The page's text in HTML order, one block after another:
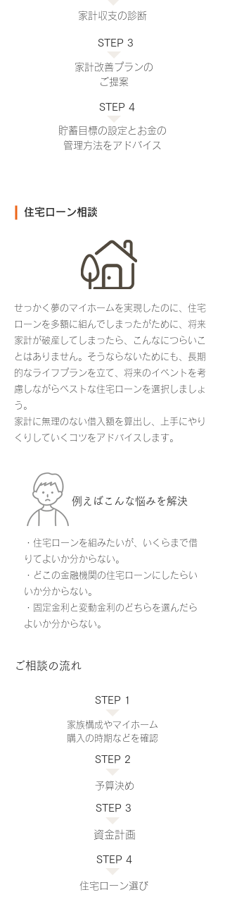
家計収支の診断
STEP 3
家計改善プランの
​ご提案
STEP 4
貯蓄目標の設定とお金の
​管理方法をアドバイス
住宅ローン相談
せっかく夢のマイホームを実現したのに、住宅
ローンを多額に組んでしまったがために、将来
家計が破産してしまったら、こんなにつらいこ
とはありません。そうならないためにも、長期
的なライフプランを立て、将来のイベントを考
慮しながらベストな住宅ローンを選択しましょ
う。
家計に無理のない借入額を算出し、上手にやり
くりしていくコツをアドバイスします。
例えばこんな​悩みを解決
・住宅ローンを組みたいが、いくらまで借
りてよいか分からない。
・どこの金融機関の住宅ローンにしたらい
いか分からない。
・固定金利と変動金利のどちらを選んだら
よいか分からない。
ご相談の流れ
STEP 1
家族構成やマイホーム
購入の時期などを確認
STEP 2
予算決め
STEP 3
資金計画
STEP 4
住宅ローン選び